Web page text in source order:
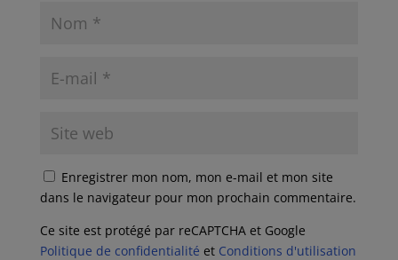
Enregistrer mon nom, mon e-mail et mon site
dans le navigateur pour mon prochain commentaire.
Ce site est protégé par reCAPTCHA et Google
Politique de confidentialité et Conditions d'utilisation